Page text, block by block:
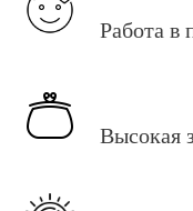
Работа в
Высокая